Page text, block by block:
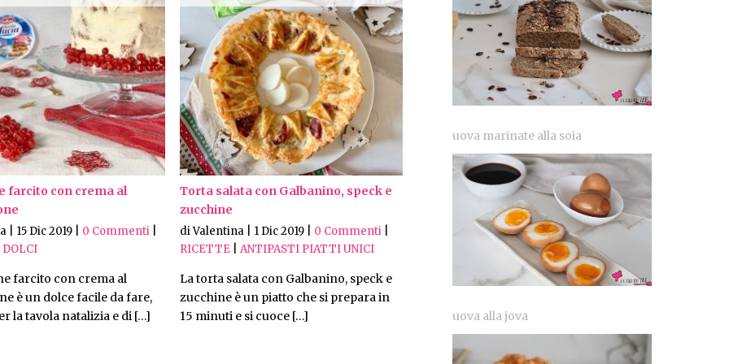
farcito con crema al
| 15 Dic 2019| 0 Commenti|
DOLCI
farcito con crema al
è un dolce facile da fare,
la tavola natalizia e di […]
Torta salata con Galbanino, speck e
zucchine
di Valentina 1 Dic 2019 0 Commenti
RICETTE |ANTIPASTI PIATTI UNICI
La torta salata con Galbanino, speck e
zucchine è un piatto che si prepara in
15 minuti e si cuoce […]
uova marinate alla soia
uova alla jova